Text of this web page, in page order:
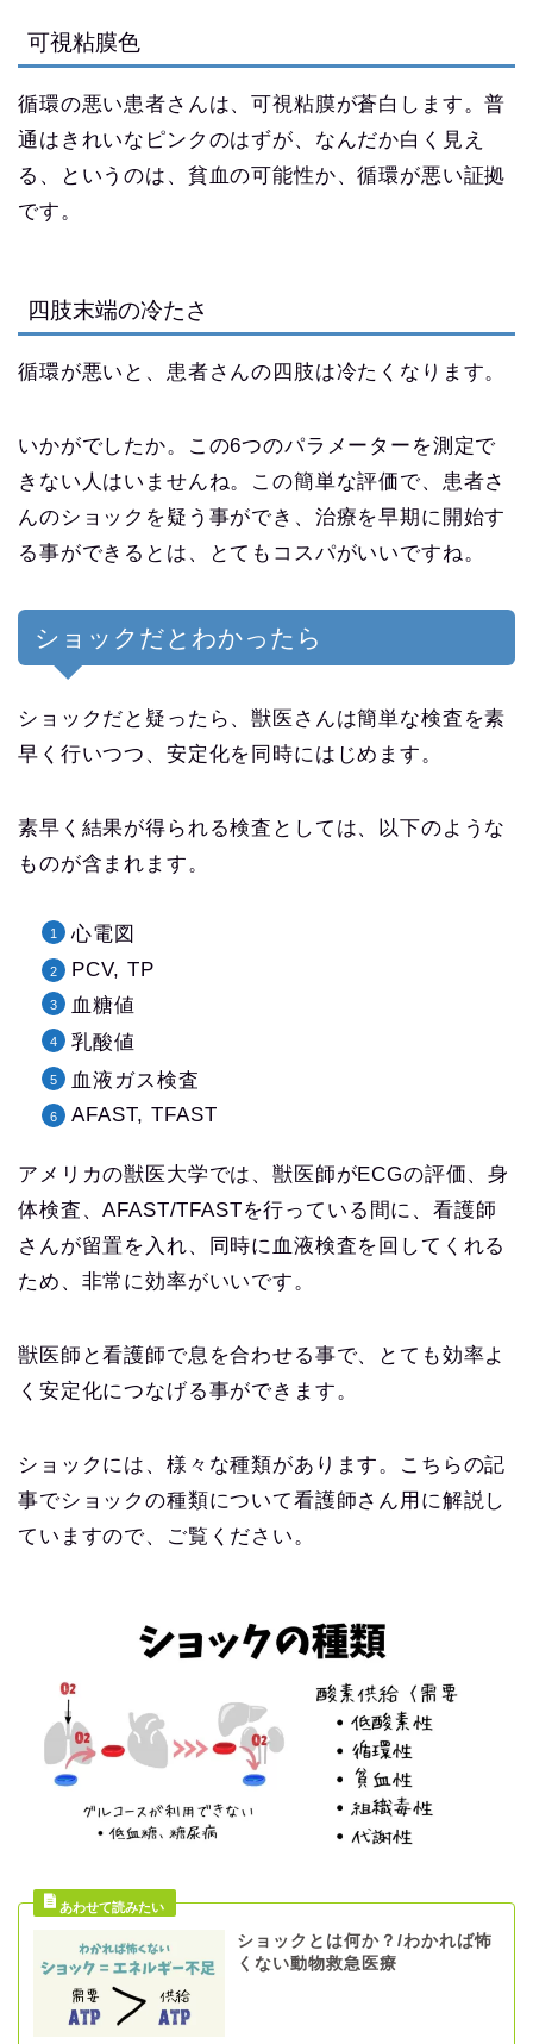
可視粘膜色
循環の悪い患者さんは、可視粘膜が蒼白します。普
通はきれいなピンクのはずが、なんだか白く見え
る、というのは、貧血の可能性か、循環が悪い証拠
です。
四肢末端の冷たさ
循環が悪いと、患者さんの四肢は冷たくなります。
いかがでしたか。この6つのパラメーターを測定で
きない人はいませんね。この簡単な評価で、患者さ
んのショックを疑う事ができ、治療を早期に開始す
る事ができるとは、とてもコスパがいいですね。
ショックだとわかったら
ショックだと疑ったら、獣医さんは簡単な検査を素
早く行いつつ、安定化を同時にはじめます。
素早く結果が得られる検査としては、以下のような
ものが含まれます。
心電図
PCV, TP
血糖値
乳酸値
血液ガス検査
AFAST, TFAST
アメリカの獣医大学では、獣医師がECGの評価、身
体検査、AFAST/TFASTを行っている間に、看護師
さんが留置を入れ、同時に血液検査を回してくれる
ため、非常に効率がいいです。
獣医師と看護師で息を合わせる事で、とても効率よ
く安定化につなげる事ができます。
ショックには、様々な種類があります。こちらの記
事でショックの種類について看護師さん用に解説し
ていますので、ご覧ください。
ショックとは何か？/わかれば怖
くない動物救急医療